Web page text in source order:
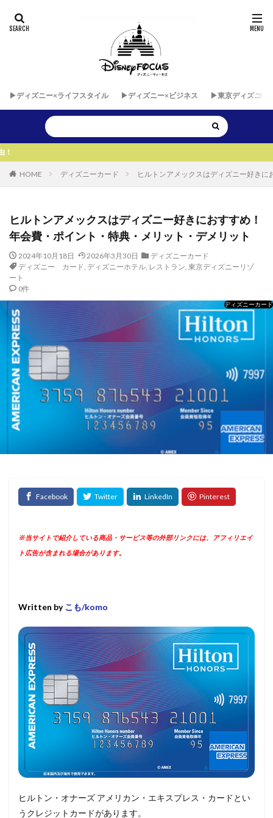
▶︎ディズニー×ライフスタイル ▶︎ディズニー×ビジネス ▶︎東京ディズニー
HOME ディズニーカード ヒルトンアメックスはディズニー好き
ヒルトンアメックスはディズニー好きにおすすめ！
年会費・ポイント・特典・メリット・デメリット
2024年10月18日 2026年3月30日
ディズニーカード
ディズニー カード, ディズニーホテル, レストラン, 東京ディズニーリゾ
ート
0件
ディズニーカード
※当サイトで紹介している商品・サービス等の外部リンクには、アフィリエイ
ト広告が含まれる場合があります。
Written by こも/komo
ヒルトン・オナーズ アメリカン・エキスプレス・カードとい
うクレジットカードがあります。